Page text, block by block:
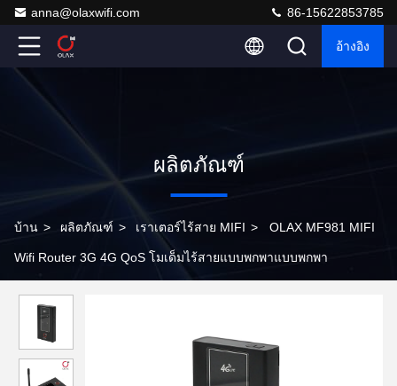
anna@olaxwifi.com 86-15622853785
อ้างอิง
ผลิตภัณฑ์
บ้าน > ผลิตภัณฑ์ > เราเตอร์ไร้สาย MIFI > OLAX MF981 MIFI
Wifi Router 3G 4G QoS โมเด็มไร้สายแบบพกพาแบบพกพา